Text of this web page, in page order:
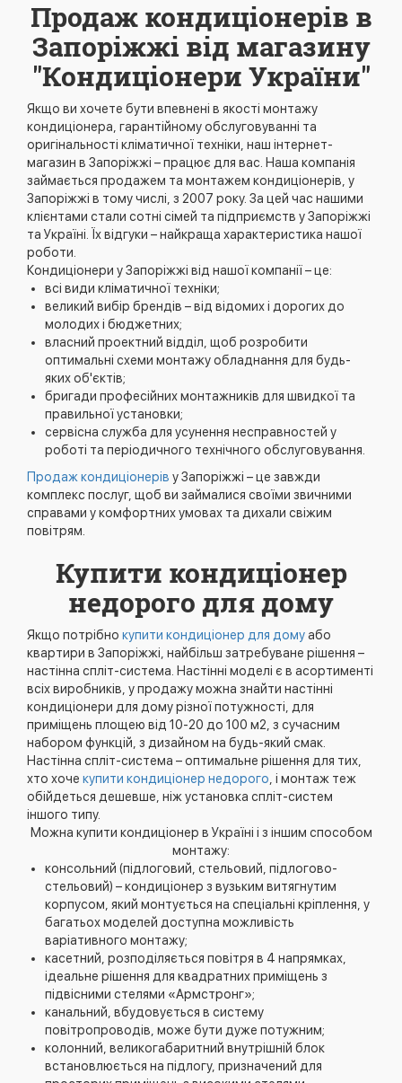
Продаж кондиціонерів в
Запоріжжі від магазину
"Кондиціонери України"
Якщо ви хочете бути впевнені в якості монтажу
кондиціонера, гарантійному обслуговуванні та
оригінальності кліматичної техніки, наш інтернет-
магазин в Запоріжжі – працює для вас. Наша компанія
займається продажем та монтажем кондиціонерів, у
Запоріжжі в тому числі, з 2007 року. За цей час нашими
клієнтами стали сотні сімей та підприємств у Запоріжжі
та Україні. Їх відгуки – найкраща характеристика нашої
роботи.
Кондиціонери у Запоріжжі від нашої компанії – це:
всі види кліматичної техніки;
великий вибір брендів – від відомих і дорогих до
молодих і бюджетних;
власний проектний відділ, щоб розробити
оптимальні схеми монтажу обладнання для будь-
яких об'єктів;
бригади професійних монтажників для швидкої та
правильної установки;
сервісна служба для усунення несправностей у
роботі та періодичного технічного обслуговування.
Продаж кондиціонерів у Запоріжжі – це завжди
комплекс послуг, щоб ви займалися своїми звичними
справами у комфортних умовах та дихали свіжим
повітрям.
Купити кондиціонер
недорого для дому
Якщо потрібно купити кондиціонер для домуабо
квартири в Запоріжжі, найбільш затребуване рішення –
настінна спліт-система. Настінні моделі є в асортименті
всіх виробників, у продажу можна знайти настінні
кондиціонери для дому різної потужності, для
приміщень площею від 10-20 до 100 м2, з сучасним
набором функцій, з дизайном на будь-який смак.
Настінна спліт-система – оптимальне рішення для тих,
хто хоче купити кондиціонер недорого, і монтаж теж
обійдеться дешевше, ніж установка спліт-систем
іншого типу.
Можна купити кондиціонер в Україні і з іншим способом
монтажу:
консольний (підлоговий, стельовий, підлогово-
стельовий) – кондиціонер з вузьким витягнутим
корпусом, який монтується на спеціальні кріплення, у
багатьох моделей доступна можливість
варіативного монтажу;
касетний, розподіляється повітря в 4 напрямках,
ідеальне рішення для квадратних приміщень з
підвісними стелями «Армстронг»;
канальний, вбудовується в систему
повітропроводів, може бути дуже потужним;
колонний, великогабаритний внутрішній блок
встановлюється на підлогу, призначений для